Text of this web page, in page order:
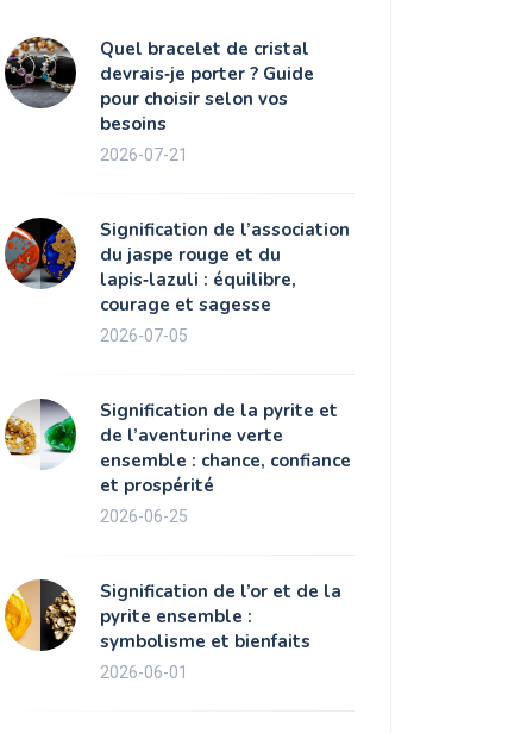
Quel bracelet de cristal
devrais‑je porter ? Guide
pour choisir selon vos
besoins
2026-07-21
Signification de l’association
du jaspe rouge et du
lapis‑lazuli : équilibre,
courage et sagesse
2026-07-05
Signification de la pyrite et
de l’aventurine verte
ensemble : chance, confiance
et prospérité
2026-06-25
Signification de l’or et de la
pyrite ensemble :
symbolisme et bienfaits
2026-06-01